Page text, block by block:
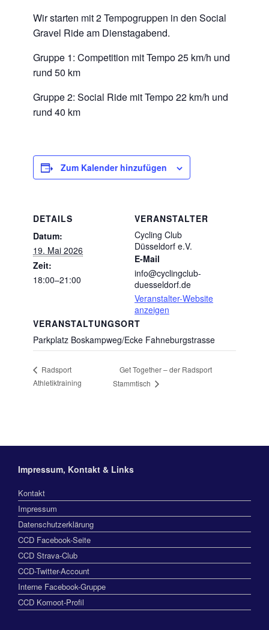
Wir starten mit 2 Tempogruppen in den Social
Gravel Ride am Dienstagabend.
Gruppe 1: Competition mit Tempo 25 km/h und
rund 50 km
Gruppe 2: Social Ride mit Tempo 22 km/h und
rund 40 km
Zum Kalender hinzufügen
DETAILS
Datum:
19. Mai 2026
Zeit:
18:00–21:00
VERANSTALTUNGSORT
Parkplatz Boskampweg/Ecke Fahneburgstrasse
VERANSTALTER
Cycling Club
Düsseldorf e.V.
E-Mail
info@cyclingclub-
duesseldorf.de
Veranstalter-Website
anzeigen
Radsport
Athletiktraining
Get Together – der Radsport
Stammtisch
Impressum, Kontakt & Links
Kontakt
Impressum
Datenschutzerklärung
CCD Facebook-Seite
CCD Strava-Club
CCD-Twitter-Account
Interne Facebook-Gruppe
CCD Komoot-Profil